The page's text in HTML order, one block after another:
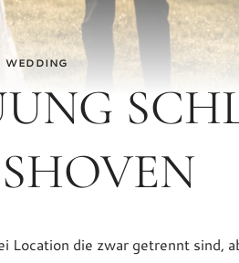
WEDDING
Location die zwar getrennt sind,